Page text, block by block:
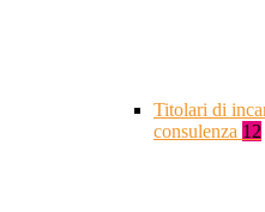
Titolari di
consulenza 12